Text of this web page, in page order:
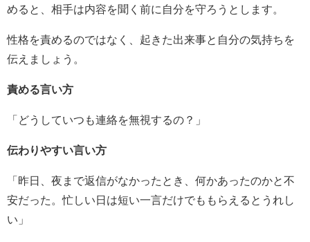
めると、相手は内容を聞く前に自分を守ろうとします。
性格を責めるのではなく、起きた出来事と自分の気持ちを
伝えましょう。
責める言い方
「どうしていつも連絡を無視するの？」
伝わりやすい言い方
「昨日、夜まで返信がなかったとき、何かあったのかと不
安だった。忙しい日は短い一言だけでももらえるとうれし
い」